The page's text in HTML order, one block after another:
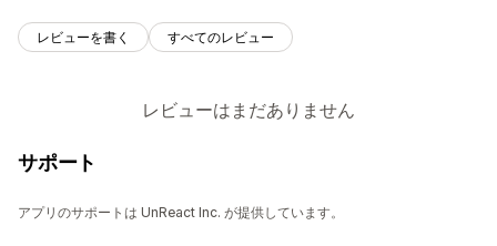
レビューを書く すべてのレビュー
レビューはまだありません
サポート
アプリのサポートは UnReact Inc. が提供しています。